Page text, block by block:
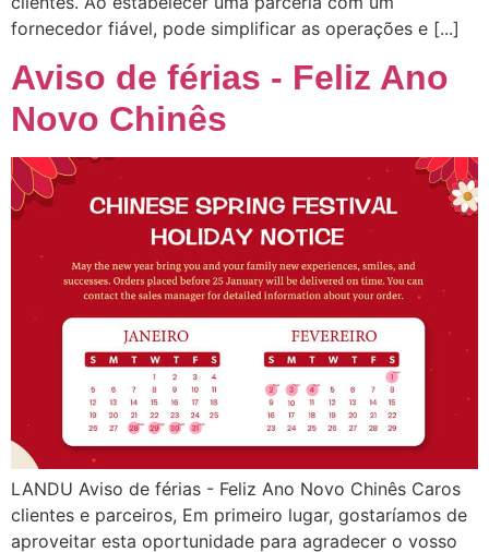
fornecedor fiável, pode simplificar as operações e [...]
Aviso de férias - Feliz Ano
Novo Chinês
LANDU Aviso de férias - Feliz Ano Novo Chinês Caros
clientes e parceiros, Em primeiro lugar, gostaríamos de
aproveitar esta oportunidade para agradecer o vosso